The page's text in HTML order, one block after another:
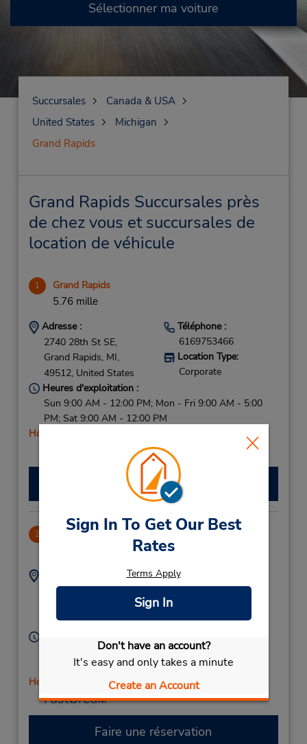
Sign In To Get Our Best
Rates
Terms Apply
Sign In
Don't have an account?
It's easy and only takes a minute
Create an Account
Sélectionner ma voiture
Succursales
Canada & USA
United States
Michigan
Grand Rapids
Grand Rapids Succursales près
de chez vous et succursales de
location de véhicule
1 Grand Rapids
5.76 mille
Adresse :
2740 28th St SE,
Grand Rapids, MI,
49512, United States
Téléphone :
6169753466
Location Type:
Corporate
Heures d'exploitation :
Sun 9:00 AM - 12:00 PM; Mon - Fri 9:00 AM - 5:00
PM; Sat 9:00 AM - 12:00 PM
Holiday Hours
Faire une réservation
2 Grand Rapids/Walker
Adresse :
2640 Alpine Ave NW,
49544, United States
Téléphone :
6166479991
Corporate
Sun 9:00 AM - 12:00 PM; Mon - Fri 8:00 AM - 5:00
PM; Sat 9:00 AM - 1:00 PM
Holiday Hours
Faire une réservation